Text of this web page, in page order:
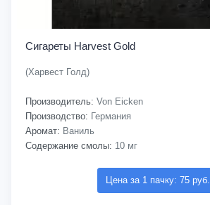
Сигареты Harvest Gold
(Харвест Голд)
Производитель: Von Eicken
Производство: Германия
Аромат: Ваниль
Содержание смолы: 10 мг
Цена за 1 пачку: 75 руб.